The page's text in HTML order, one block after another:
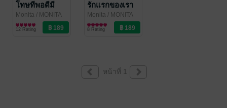
โทษทีพอดีมี
แฟนโหด!
Monita / MONITA
นิยายโรมานซ์
12 Rating
รักแรกของเรา
Monita / MONITA
นิยายโรมานซ์
8 Rating
หน้าที่ 1